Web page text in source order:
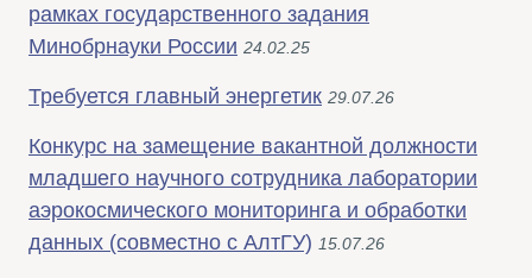
рамках государственного задания
Минобрнауки России 24.02.25
Требуется главный энергетик 29.07.26
Конкурс на замещение вакантной должности
младшего научного сотрудника лаборатории
аэрокосмического мониторинга и обработки
данных (совместно с АлтГУ) 15.07.26